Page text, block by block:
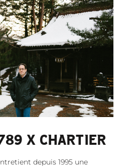
XCHARTIER
depuis 1995 une